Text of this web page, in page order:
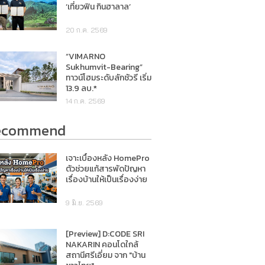
‘เที่ยวฟิน กินฮาลาล’
20 ก.ค. 2569
“VIMARNO
Sukhumvit-Bearing”
ทาวน์โฮมระดับลักชัวรี เริ่ม
13.9 ลบ.*
14 ก.ค. 2569
เจาะเบื้องหลัง HomePro
ตัวช่วยแก้สารพัดปัญหา
เรื่องบ้านให้เป็นเรื่องง่าย
9 มิ.ย. 2569
[Preview] D:CODE SRI
NAKARIN คอนโดใกล้
สถานีศรีเอี่ยม จาก "บ้าน